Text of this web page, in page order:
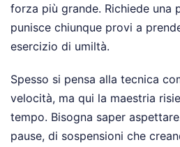
forza più grande. Richiede una
punisce chiunque provi a
esercizio di umiltà.
Spesso si pensa alla tecnica
velocità, ma qui la maestria
tempo. Bisogna saper
pause, di sospensioni che